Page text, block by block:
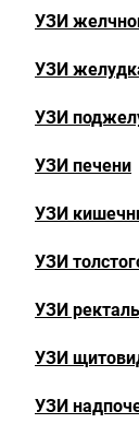
УЗИ
УЗИ
УЗИ
УЗИ печени
УЗИ
УЗИ
УЗИ
УЗИ
УЗИ